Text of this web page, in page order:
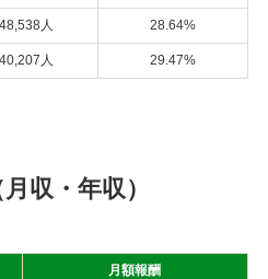
人 28.64%
人 29.47%
収・年収）
月額報酬